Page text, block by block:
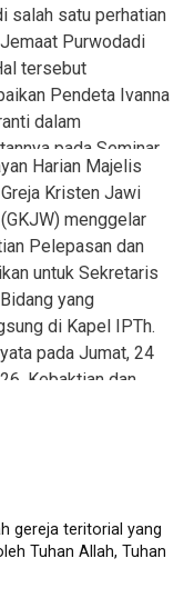
gereja teritorial yang
Tuhan Allah, Tuhan